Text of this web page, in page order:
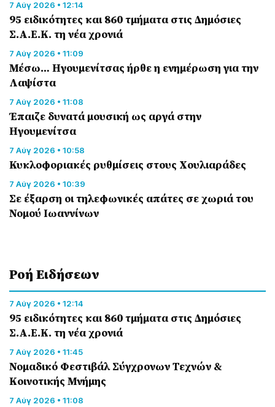
7 Αύγ 2026 • 12:14
95 ειδικότητες και 860 τμήματα στις Δημόσιες
Σ.Α.Ε.Κ. τη νέα χρονιά
7 Αύγ 2026 • 11:09
Μέσω… Ηγουμενίτσας ήρθε η ενημέρωση για την
Λαψίστα
7 Αύγ 2026 • 11:08
Έπαιζε δυνατά μουσική ως αργά στην
Ηγουμενίτσα
7 Αύγ 2026 • 10:58
Κυκλοφοριακές ρυθμίσεις στους Χουλιαράδες
7 Αύγ 2026 • 10:39
Σε έξαρση οι τηλεφωνικές απάτες σε χωριά του
Νομού Ιωαννίνων
Ροή Eιδήσεων
7 Αύγ 2026 • 12:14
95 ειδικότητες και 860 τμήματα στις Δημόσιες
Σ.Α.Ε.Κ. τη νέα χρονιά
7 Αύγ 2026 • 11:45
Νομαδικό Φεστιβάλ Σύγχρονων Τεχνών &
Κοινοτικής Μνήμης
7 Αύγ 2026 • 11:08